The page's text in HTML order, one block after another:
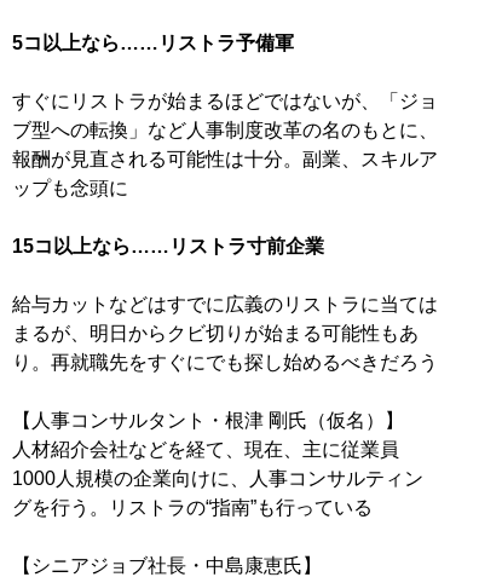
5コ以上なら……リストラ予備軍
すぐにリストラが始まるほどではないが、「ジョ
ブ型への転換」など人事制度改革の名のもとに、
報酬が見直される可能性は十分。副業、スキルア
ップも念頭に
15コ以上なら……リストラ寸前企業
給与カットなどはすでに広義のリストラに当ては
まるが、明日からクビ切りが始まる可能性もあ
り。再就職先をすぐにでも探し始めるべきだろう
【人事コンサルタント・根津 剛氏（仮名）】
人材紹介会社などを経て、現在、主に従業員
1000人規模の企業向けに、人事コンサルティン
グを行う。リストラの“指南”も行っている
【シニアジョブ社長・中島康恵氏】